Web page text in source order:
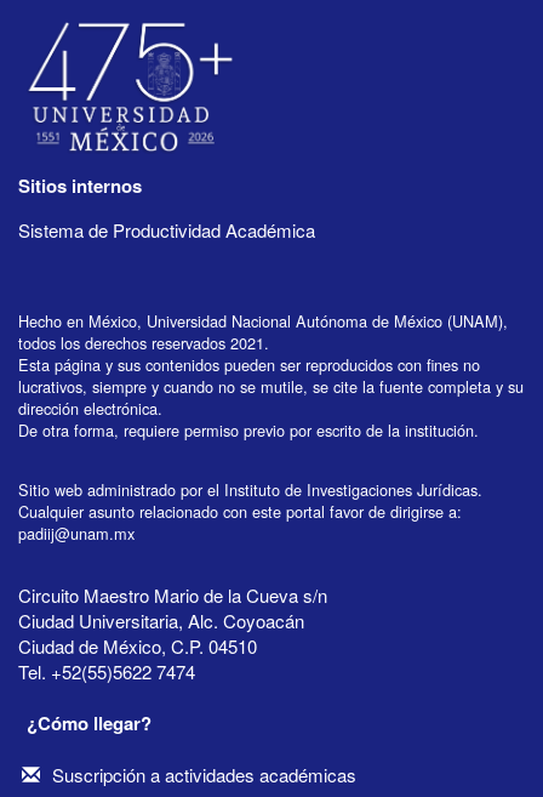
Sitios internos
Sistema de Productividad Académica
Hecho en México, Universidad Nacional Autónoma de México (UNAM),
todos los derechos reservados 2021.
Esta página y sus contenidos pueden ser reproducidos con fines no
lucrativos, siempre y cuando no se mutile, se cite la fuente completa y su
dirección electrónica.
De otra forma, requiere permiso previo por escrito de la institución.
Sitio web administrado por el Instituto de Investigaciones Jurídicas.
Cualquier asunto relacionado con este portal favor de dirigirse a:
padiij@unam.mx
Circuito Maestro Mario de la Cueva s/n
Ciudad Universitaria, Alc. Coyoacán
Ciudad de México, C.P. 04510
Tel. +52(55)5622 7474
¿Cómo llegar?
Suscripción a actividades académicas